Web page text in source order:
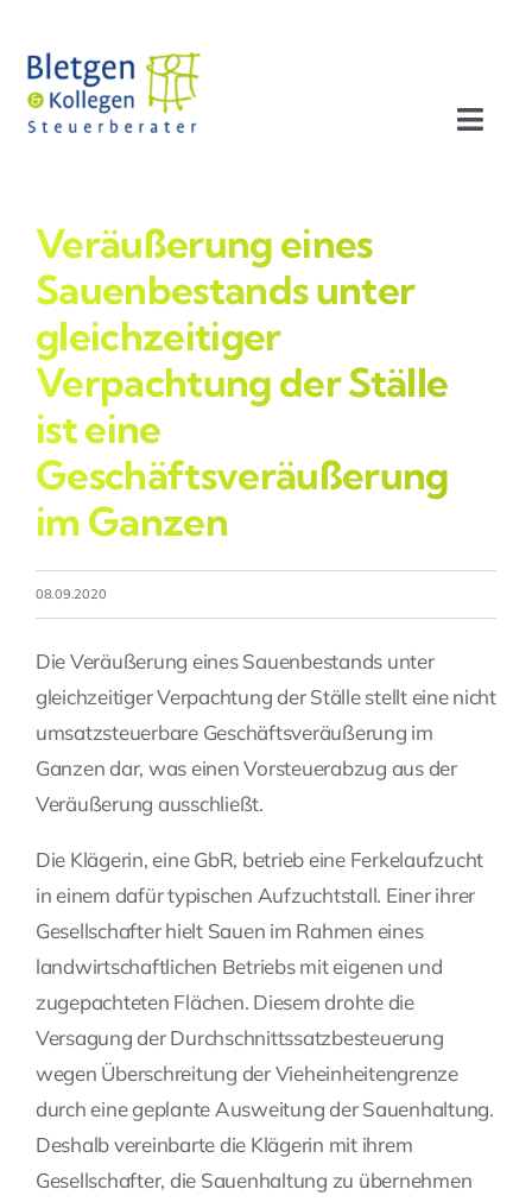
Inhalt
springen
Profil
Leistungen
Team
Stellenangebote
Fragen Sie Ihre Kanzlei
Kontakt
Veräußerung eines
Sauenbestands unter
gleichzeitiger
Verpachtung der Ställe
ist eine
Geschäftsveräußerung
im Ganzen
08.09.2020
Die Veräußerung eines Sauenbestands unter
gleichzeitiger Verpachtung der Ställe stellt eine nicht
umsatzsteuerbare Geschäftsveräußerung im
Ganzen dar, was einen Vorsteuerabzug aus der
Veräußerung ausschließt.
Die Klägerin, eine GbR, betrieb eine Ferkelaufzucht
in einem dafür typischen Aufzuchtstall. Einer ihrer
Gesellschafter hielt Sauen im Rahmen eines
landwirtschaftlichen Betriebs mit eigenen und
zugepachteten Flächen. Diesem drohte die
Versagung der Durchschnittssatzbesteuerung
wegen Überschreitung der Vieheinheitengrenze
durch eine geplante Ausweitung der Sauenhaltung.
Deshalb vereinbarte die Klägerin mit ihrem
Gesellschafter, die Sauenhaltung zu übernehmen